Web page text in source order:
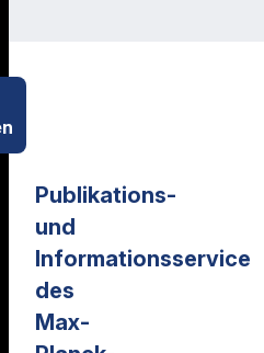
Publikations-
und
Informationsservice
des
Max-